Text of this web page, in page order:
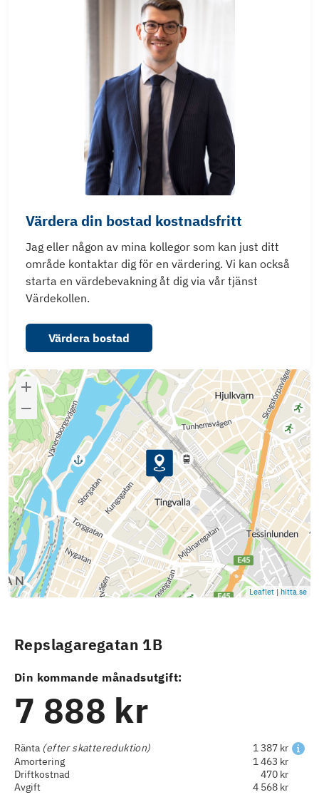
Värdera din bostad kostnadsfritt
Jag eller någon av mina kollegor som kan just ditt
område kontaktar dig för en värdering. Vi kan också
starta en värdebevakning åt dig via vår tjänst
Värdekollen.
Värdera bostad
Leaflet | hitta.se
Repslagaregatan 1B
Din kommande månadsutgift:
7 888 kr
Ränta (efter skattereduktion)
1 387 kr
Amortering
1 463 kr
Driftkostnad
470 kr
Avgift
4 568 kr